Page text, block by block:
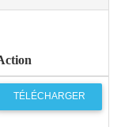
TÉLÉCHARGER